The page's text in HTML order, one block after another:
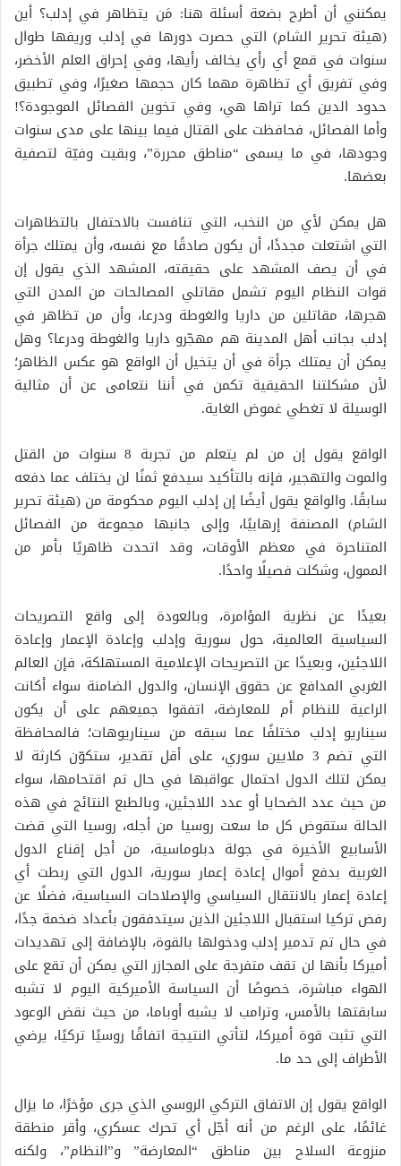
يمكنني أن أطرح بضعة أسئلة هنا: مَن يتظاهر في إدلب؟ أين
(هيئة تحرير الشام) التي حصرت دورها في إدلب وريفها طوال
سنوات في قمع أي رأي يخالف رأيها، وفي إحراق العلم الأخضر،
وفي تفريق أي تظاهرة مهما كان حجمها صغيرًا، وفي تطبيق
حدود الدين كما تراها هي، وفي تخوين الفصائل الموجودة؟!
وأما الفصائل، فحافظت على القتال فيما بينها على مدى سنوات
وجودها، في ما يسمى “مناطق محررة”، وبقيت وفيّة لتصفية
بعضها.
هل يمكن لأي من النخب، التي تنافست بالاحتفال بالتظاهرات
التي اشتعلت مجددًا، أن يكون صادقًا مع نفسه، وأن يمتلك جرأة
في أن يصف المشهد على حقيقته، المشهد الذي يقول إن
قوات النظام اليوم تشمل مقاتلي المصالحات من المدن التي
هجرها، مقاتلين من داريا والغوطة ودرعا، وأن من تظاهر في
إدلب بجانب أهل المدينة هم مهجّرو داريا والغوطة ودرعا؟ وهل
يمكن أن يمتلك جرأة في أن يتخيل أن الواقع هو عكس الظاهر؛
لأن مشكلتنا الحقيقية تكمن في أننا نتعامى عن أن مثالية
الوسيلة لا تغطي غموض الغاية.
الواقع يقول إن من لم يتعلم من تجربة 8 سنوات من القتل
والموت والتهجير، فإنه بالتأكيد سيدفع ثمنًا لن يختلف عما دفعه
سابقًا. والواقع يقول أيضًا إن إدلب اليوم محكومة من (هيئة تحرير
الشام) المصنفة إرهابيًا، وإلى جانبها مجموعة من الفصائل
المتناحرة في معظم الأوقات، وقد اتحدت ظاهريًا بأمر من
الممول، وشكلت فصيلًا واحدًا.
بعيدًا عن نظرية المؤامرة، وبالعودة إلى واقع التصريحات
السياسية العالمية، حول سورية وإدلب وإعادة الإعمار وإعادة
اللاجئين، وبعيدًا عن التصريحات الإعلامية المستهلكة، فإن العالم
الغربي المدافع عن حقوق الإنسان، والدول الضامنة سواء أكانت
الراعية للنظام أم للمعارضة، اتفقوا جميعهم على أن يكون
سيناريو إدلب مختلفًا عما سبقه من سيناريوهات؛ فالمحافظة
التي تضم 3 ملايين سوري، على أقل تقدير، ستكوّن كارثة لا
يمكن لتلك الدول احتمال عواقبها في حال تم اقتحامها، سواء
من حيث عدد الضحايا أو عدد اللاجئين، وبالطبع النتائج في هذه
الحالة ستقوض كل ما سعت روسيا من أجله، روسيا التي قضت
الأسابيع الأخيرة في جولة دبلوماسية، من أجل إقناع الدول
الغربية بدفع أموال إعادة إعمار سورية، الدول التي ربطت أي
إعادة إعمار بالانتقال السياسي والإصلاحات السياسية، فضلًا عن
رفض تركيا استقبال اللاجئين الذين سيتدفقون بأعداد ضخمة جدًا،
في حال تم تدمير إدلب ودخولها بالقوة، بالإضافة إلى تهديدات
أميركا بأنها لن تقف متفرجة على المجازر التي يمكن أن تقع على
الهواء مباشرة، خصوصًا أن السياسة الأميركية اليوم لا تشبه
سابقتها بالأمس، وترامب لا يشبه أوباما، من حيث نقض الوعود
التي تثبت قوة أميركا، لتأتي النتيجة اتفاقًا روسيًا تركيًا، يرضي
الأطراف إلى حد ما.
الواقع يقول إن الاتفاق التركي الروسي الذي جرى مؤخرًا، ما يزال
غائمًا، على الرغم من أنه أجّل أي تحرك عسكري، وأقر منطقة
منزوعة السلاح بين مناطق “المعارضة” و”النظام”، ولكنه